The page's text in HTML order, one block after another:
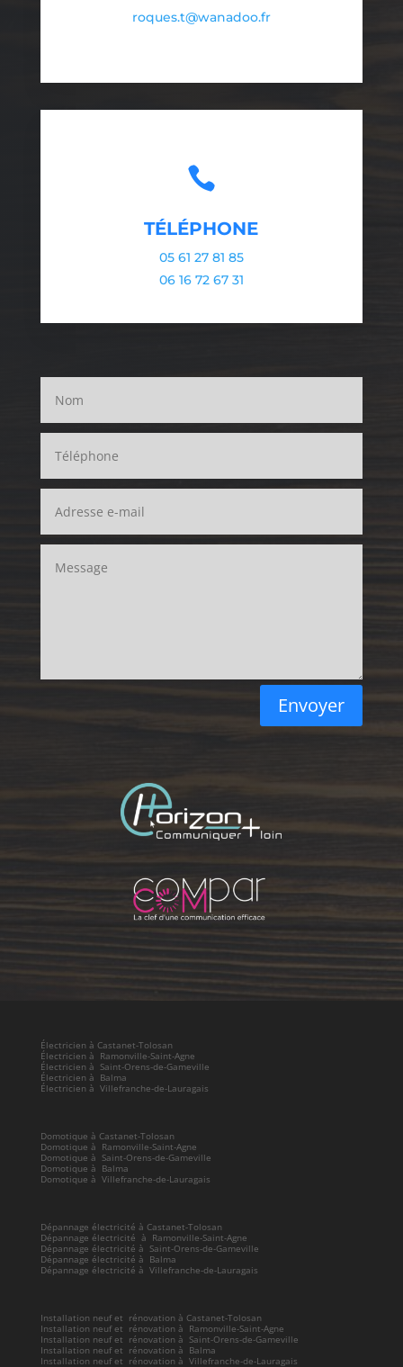
roques.t@wanadoo.fr

TÉLÉPHONE
05 61 27 81 85
06 16 72 67 31
Envoyer
Électricien à Castanet-Tolosan
Électricien à Ramonville-Saint-Agne
Électricien à Saint-Orens-de-Gameville
Électricien à Balma
Électricien à Villefranche-de-Lauragais
Domotique à Castanet-Tolosan
Domotique à Ramonville-Saint-Agne
Domotique à Saint-Orens-de-Gameville
Domotique à Balma
Domotique à Villefranche-de-Lauragais
Dépannage électricité à Castanet-Tolosan
Dépannage électricité à Ramonville-Saint-Agne
Dépannage électricité à Saint-Orens-de-Gameville
Dépannage électricité à Balma
Dépannage électricité à Villefranche-de-Lauragais
Installation neuf et rénovation à Castanet-Tolosan
Installation neuf et rénovation à Ramonville-Saint-Agne
Installation neuf et rénovation à Saint-Orens-de-Gameville
Installation neuf et rénovation à Balma
Installation neuf et rénovation à Villefranche-de-Lauragais